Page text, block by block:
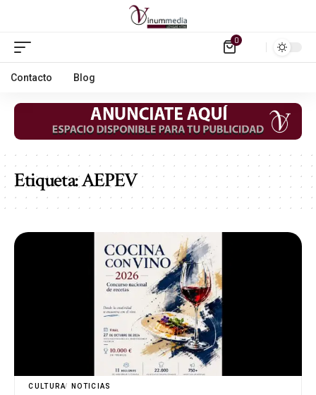
0
Contacto Blog
Etiqueta:AEPEV
CULTURA NOTICIAS